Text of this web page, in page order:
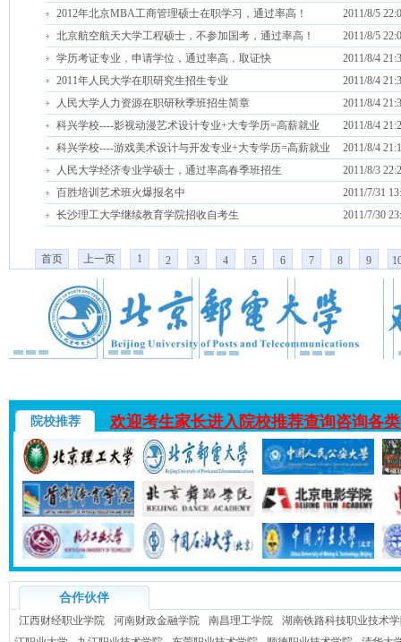
2012年北京MBA工商管理硕士在职学习，通过率高！
2011/8/5
北京航空航天大学工程硕士，不参加国考，通过率高！
2011/8/5
学历考证专业，申请学位，通过率高，取证快
2011/8/4
2011年人民大学在职研究生招生专业
2011/8/4
人民大学人力资源在职研秋季班招生简章
2011/8/4
科兴学校----影视动漫艺术设计专业+大专学历=高薪就业
2011/8/4
科兴学校----游戏美术设计与开发专业+大专学历=高薪就业
2011/8/4
人民大学经济专业学硕士，通过率高春季班招生
2011/8/3
百胜培训艺术班火爆报名中
2011/7/31
长沙理工大学继续教育学院招收自考生
2011/7/30
首页 上一页 1 2 3 4 5 6 7 8 9
院校推荐 欢迎考生家长进入院校推荐查询咨询各
合作伙伴
江西财经职业学院 河南财政金融学院 南昌理工学院
湖南铁路科技职业技术